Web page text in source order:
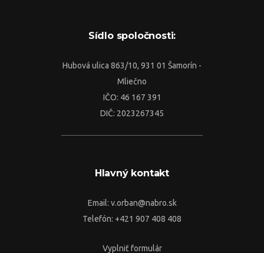
Sídlo spoločnosti:
Hubová ulica 863/10, 931 01 Šamorín -
Mliečno
IČO: 46 167 391
DIČ: 2023267345
Hlavný kontakt
Email: v.orban@nabro.sk
Telefón: +421 907 408 408
Vyplniť formulár